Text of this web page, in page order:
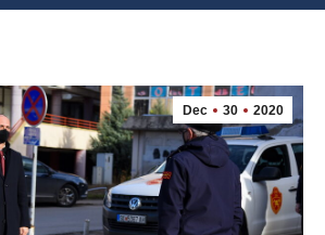
Dec 30 2020